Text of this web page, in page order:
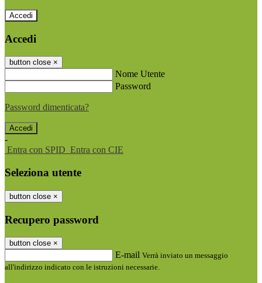
Accedi
Accedi
button close ×
Nome Utente
Password
Password dimenticata?
-
Entra con SPID Entra con CIE
Seleziona utente
button close ×
Recupero password
button close ×
E-mail Verrà inviato un messaggio
all'indirizzo indicato con le istruzioni necessarie.